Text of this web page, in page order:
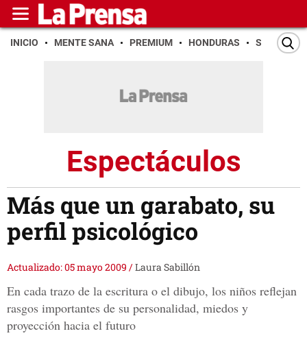
INICIO MENTE SANA PREMIUM HONDURAS SAN PEDRO
Espectáculos
Más que un garabato, su
perfil psicológico
Actualizado: 05 mayo 2009 /Laura Sabillón
En cada trazo de la escritura o el dibujo, los niños reflejan
rasgos importantes de su personalidad, miedos y
proyección hacia el futuro